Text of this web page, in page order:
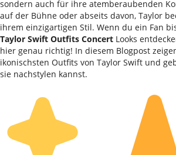
sondern auch für ihre atemberaubenden
auf der Bühne oder abseits davon, Taylor
ihrem einzigartigen Stil. Wenn du ein Fan
Taylor Swift Outfits Concert Looks
hier genau richtig! In diesem Blogpost
ikonischsten Outfits von Taylor Swift und
sie nachstylen kannst.